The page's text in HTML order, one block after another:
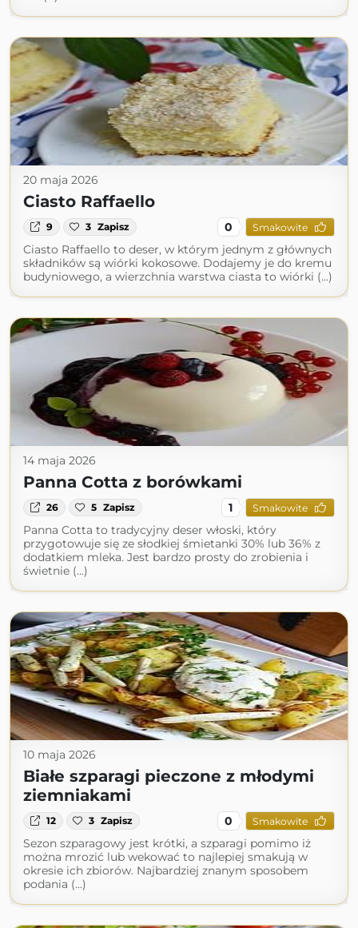
20 maja 2026
Ciasto Raffaello
9 3 Zapisz 0 Smakowite
Ciasto Raffaello to deser, w którym jednym z głównych
składników są wiórki kokosowe. Dodajemy je do kremu
budyniowego, a wierzchnia warstwa ciasta to wiórki (...)
14 maja 2026
Panna Cotta z borówkami
26 5 Zapisz 1 Smakowite
Panna Cotta to tradycyjny deser włoski, który
przygotowuje się ze słodkiej śmietanki 30% lub 36% z
dodatkiem mleka. Jest bardzo prosty do zrobienia i
świetnie (...)
10 maja 2026
Białe szparagi pieczone z młodymi
ziemniakami
12 3 Zapisz 0 Smakowite
Sezon szparagowy jest krótki, a szparagi pomimo iż
można mrozić lub wekować to najlepiej smakują w
okresie ich zbiorów. Najbardziej znanym sposobem
podania (...)